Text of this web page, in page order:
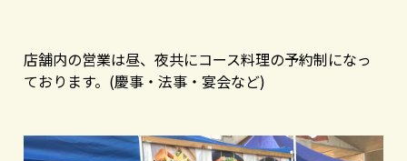
店舗内の営業は昼、夜共にコース料理の予約制になっ
ております。(慶事・法事・宴会など)